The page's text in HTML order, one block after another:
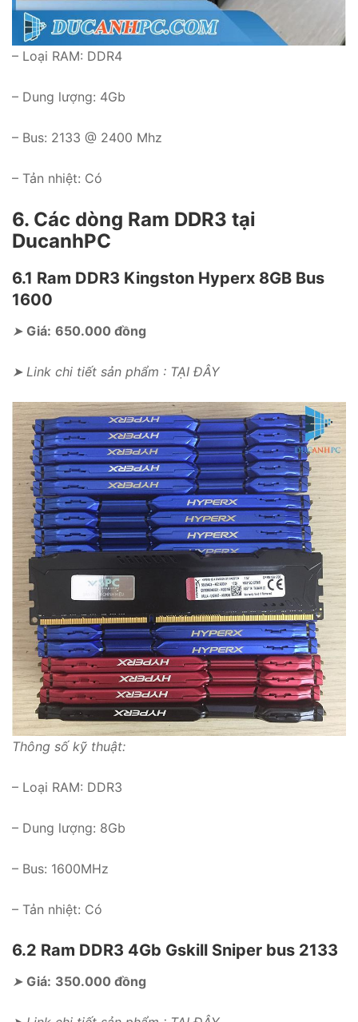
– Loại RAM: DDR4
– Dung lượng: 4Gb
– Bus: 2133 @ 2400 Mhz
– Tản nhiệt: Có
6. Các dòng Ram DDR3 tại
DucanhPC
6.1 Ram DDR3 Kingston Hyperx 8GB Bus
1600
➤ Giá: 650.000 đồng
➤ Link chi tiết sản phẩm : TẠI ĐÂY
Thông số kỹ thuật:
– Loại RAM: DDR3
– Dung lượng: 8Gb
– Bus: 1600MHz
– Tản nhiệt: Có
6.2 Ram DDR3 4Gb Gskill Sniper bus 2133
➤ Giá: 350.000 đồng